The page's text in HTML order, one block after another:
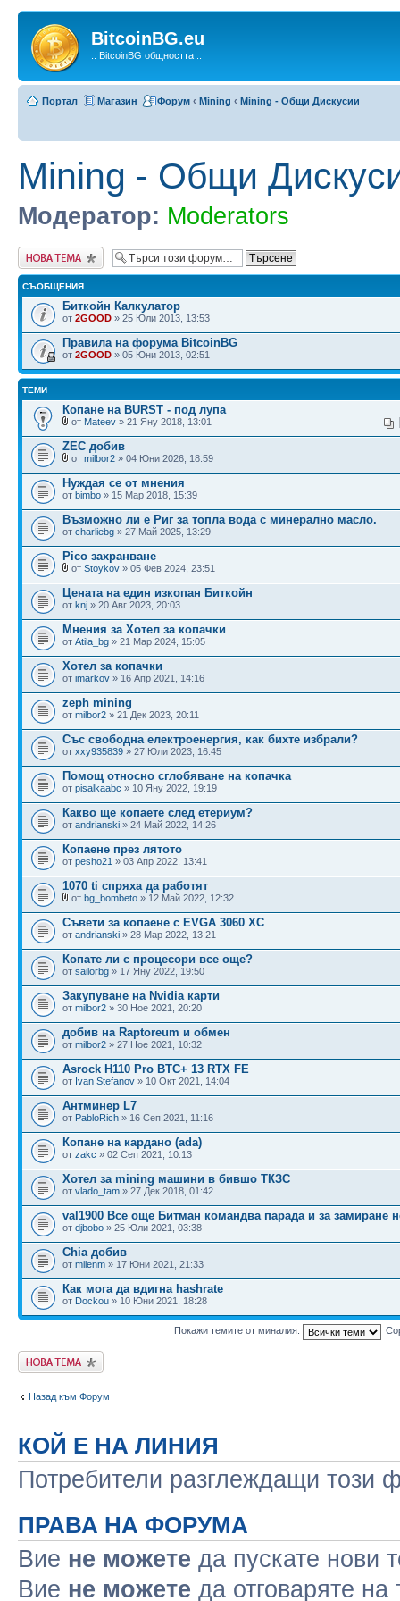
BitcoinBG.eu
:: BitcoinBG общността ::
Портал Магазин Форум ‹ Mining ‹ Mining - Общи Дискусии
Mining - Общи
Модератор: Moderators
Публикувай нова
тема
СЪОБЩЕНИЯ
Биткойн Калкулатор
от 2GOOD » 25 Юли 2013, 13:53
Правила на форума BitcoinBG
от 2GOOD » 05 Юни 2013, 02:51
ТЕМИ
Копане на BURST - под лупа
от Mateev » 21 Яну 2018, 13:01
ZEC добив
от milbor2 » 04 Юни 2026, 18:59
Нуждая се от мнения
от bimbo » 15 Мар 2018, 15:39
Възможно ли е Риг за топла вода с минерално масло.
от charliebg » 27 Май 2025, 13:29
Pico захранване
от Stoykov » 05 Фев 2024, 23:51
Цената на един изкопан Биткойн
от knj » 20 Авг 2023, 20:03
Мнения за Хотел за копачки
от Atila_bg » 21 Мар 2024, 15:05
Хотел за копачки
от imarkov » 16 Апр 2021, 14:16
zeph mining
от milbor2 » 21 Дек 2023, 20:11
Със свободна електроенергия, как бихте избрали?
от xxy935839 » 27 Юли 2023, 16:45
Помощ относно сглобяване на копачка
от pisalkaabc » 10 Яну 2022, 19:19
Какво ще копаете след етериум?
от andrianski » 24 Май 2022, 14:26
Копаене през лятото
от pesho21 » 03 Апр 2022, 13:41
1070 ti спряха да работят
от bg_bombeto » 12 Май 2022, 12:32
Съвети за копаене с EVGA 3060 XC
от andrianski » 28 Мар 2022, 13:21
Копате ли с процесори все още?
от sailorbg » 17 Яну 2022, 19:50
Закупуване на Nvidia карти
от milbor2 » 30 Ное 2021, 20:20
добив на Raptoreum и обмен
от milbor2 » 27 Ное 2021, 10:32
Asrock H110 Pro BTC+ 13 RTX FE
от Ivan Stefanov » 10 Окт 2021, 14:04
Антминер L7
от PabloRich » 16 Сеп 2021, 11:16
Копане на кардано (ada)
от zakc » 02 Сеп 2021, 10:13
Хотел за mining машини в бившо ТКЗС
от vlado_tam » 27 Дек 2018, 01:42
val1900 Все още Битман командва парада и за замиране
от djbobo » 25 Юли 2021, 03:38
Chia добив
от milenm » 17 Юни 2021, 21:33
Как мога да вдигна hashrate
от Dockou » 10 Юни 2021, 18:28
Покажи темите от миналия:
Публикувай нова
тема
Назад към Форум
КОЙ Е НА ЛИНИЯ
Потребители разглеждащи този
ПРАВА НА ФОРУМА
Вие не можете да пускате нови
Вие не можете да отговаряте на